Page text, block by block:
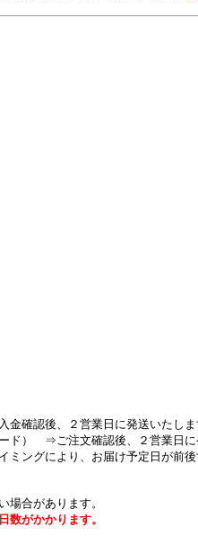
確認後、２営業日に発送いたしま
ド） ⇒ご注文確認後、２営業日に
ングにより、お届け予定日が前後
場合があります。
数がかかります。